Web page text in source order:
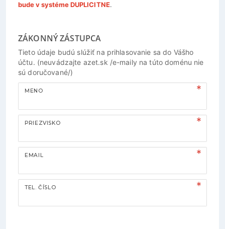
bude v systéme DUPLICITNE.
ZÁKONNÝ ZÁSTUPCA
Tieto údaje budú slúžiť na prihlasovanie sa do Vášho
účtu. (neuvádzajte azet.sk /e-maily na túto doménu nie
sú doručované/)
MENO
PRIEZVISKO
EMAIL
TEL. ČÍSLO